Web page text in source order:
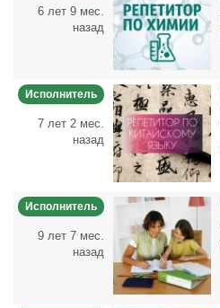
6 лет 9 мес.
назад
Исполнитель
7 лет 2 мес.
назад
Исполнитель
9 лет 7 мес.
назад